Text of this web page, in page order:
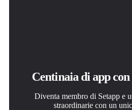
Centinaia di app
Diventa membro di Setapp e
straordinarie con un